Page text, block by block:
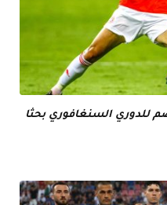
ينضم للدوري السنغافوري بحثا